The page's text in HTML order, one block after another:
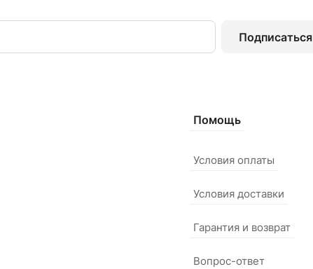
Подписаться
Помощь
Условия оплаты
Условия доставки
Гарантия и возврат
Вопрос-ответ